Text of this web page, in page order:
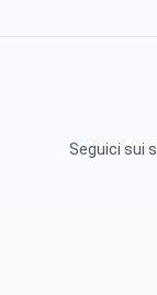
Seguici sui